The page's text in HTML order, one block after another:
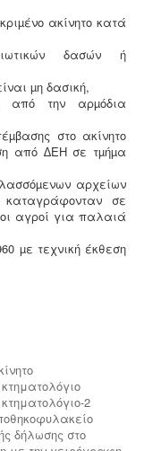
ακίνητο κατά
δασών ή
µη δασική,
από την αρµόδια
στο ακίνητο
από ∆ΕΗ σε τµήµα
αρχείων
σε
αγροί για παλαιά
µε τεχνική έκθεση
2
δήλωσης στο